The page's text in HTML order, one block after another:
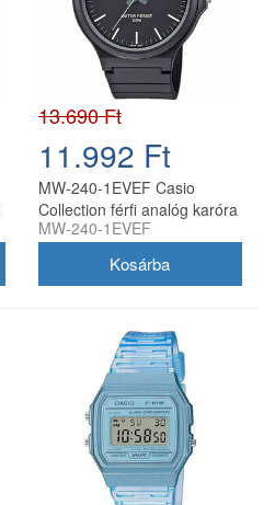
13.690 Ft
11.992 Ft
MW-240-1EVEF Casio
Collection férfi analóg karóra
MW-240-1EVEF